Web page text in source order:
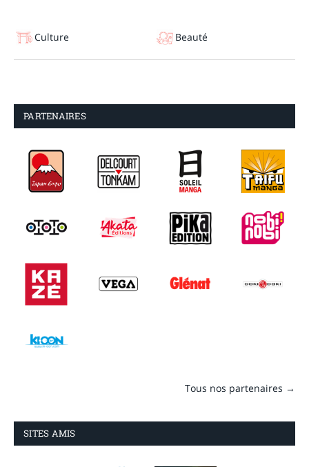
Culture Beauté
PARTENAIRES
Tous nos partenaires →
SITES AMIS